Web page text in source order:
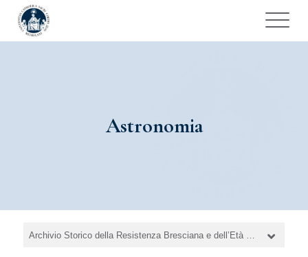
Astronomia